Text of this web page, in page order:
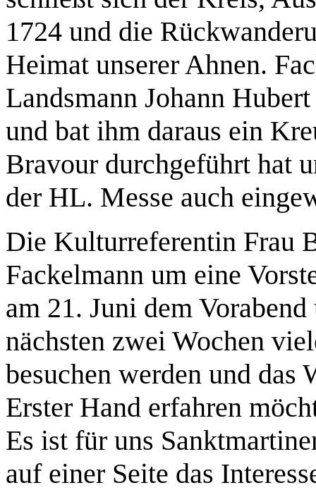
1724 und die
Heimat unserer Ahnen.
Landsmann Johann
und bat ihm daraus ein
Bravour durchgeführt hat
der HL. Messe auch
Die Kulturreferentin Frau
Fackelmann um eine
am 21. Juni dem
nächsten zwei Wochen
besuchen werden und das
Erster Hand erfahren
Es ist für uns
auf einer Seite das